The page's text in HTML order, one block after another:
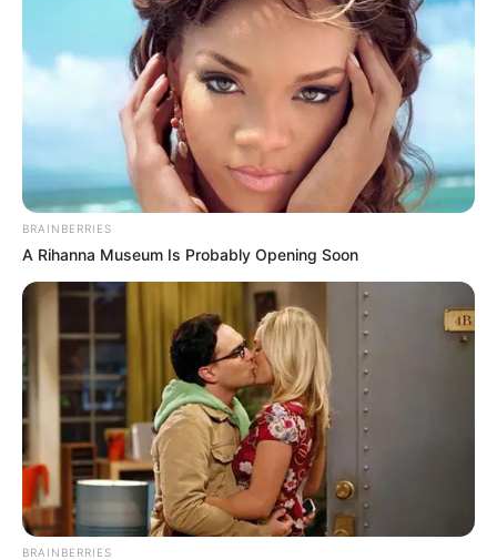
BRAINBERRIES
A Rihanna Museum Is Probably Opening Soon
BRAINBERRIES